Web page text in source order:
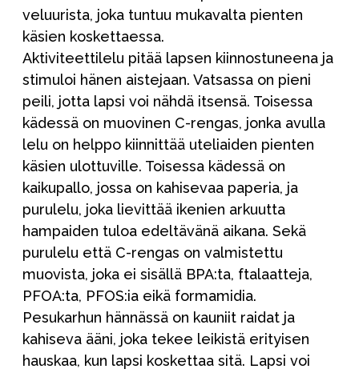
veluurista, joka tuntuu mukavalta pienten
käsien koskettaessa.
Aktiviteettilelu pitää lapsen kiinnostuneena ja
stimuloi hänen aistejaan. Vatsassa on pieni
peili, jotta lapsi voi nähdä itsensä. Toisessa
kädessä on muovinen C-rengas, jonka avulla
lelu on helppo kiinnittää uteliaiden pienten
käsien ulottuville. Toisessa kädessä on
kaikupallo, jossa on kahisevaa paperia, ja
purulelu, joka lievittää ikenien arkuutta
hampaiden tuloa edeltävänä aikana. Sekä
purulelu että C-rengas on valmistettu
muovista, joka ei sisällä BPA:ta, ftalaatteja,
PFOA:ta, PFOS:ia eikä formamidia.
Pesukarhun hännässä on kauniit raidat ja
kahiseva ääni, joka tekee leikistä erityisen
hauskaa, kun lapsi koskettaa sitä. Lapsi voi